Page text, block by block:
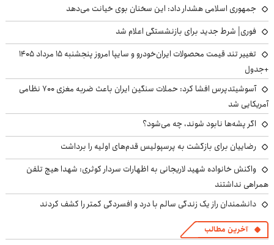
جمهوری اسلامی هشدار داد: این سخنان بوی خیانت می‌دهد
فوری| شرط جدید برای بازنشستگی اعلام شد
تغییر تند قیمت محصولات ایران‌خودرو و سایپا امروز پنجشنبه ۱۵ مرداد ۱۴۰۵
+جدول
آسوشیتدپرس افشا کرد: حملات سنگین ایران باعث ضربه مغزی ۷۰۰ نظامی
آمریکایی شد
اگر پشه‌ها نابود شوند، چه می‌شود؟
رضاییان برای بازگشت به پرسپولیس قدم‌های اولیه را برداشت
واکنش خانواده شهید لاریجانی به اظهارات سردار کوثری: شهدا هیچ تلفن
همراهی نداشتند
دانشمندان راز یک زندگی سالم با درد و افسردگی کمتر را کشف کردند
آخرین مطالب